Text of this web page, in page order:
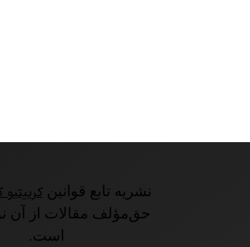
نشریه تابع قوانینکرییتیو
حق‌مؤلف مقالات از آن
است.